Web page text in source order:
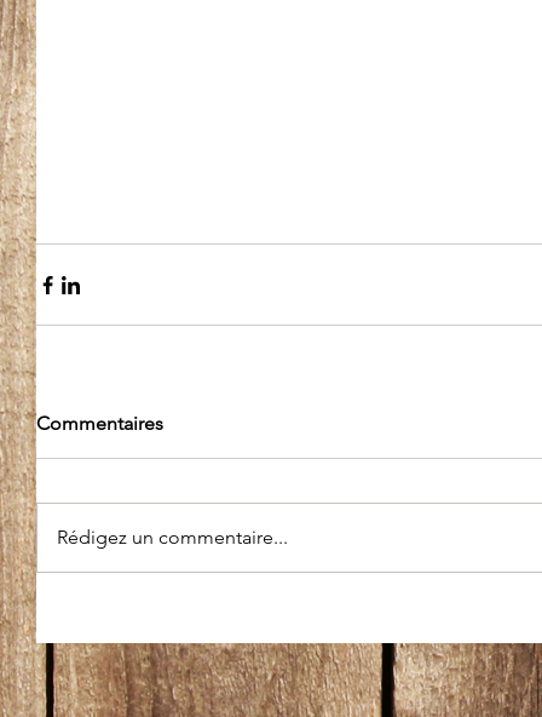
Commentaires
Rédigez un commentaire...